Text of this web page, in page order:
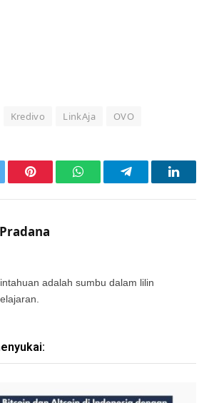
Kredivo LinkAja OVO
Pinterest WhatsAppTelegram
adalah sumbu dalam lilin